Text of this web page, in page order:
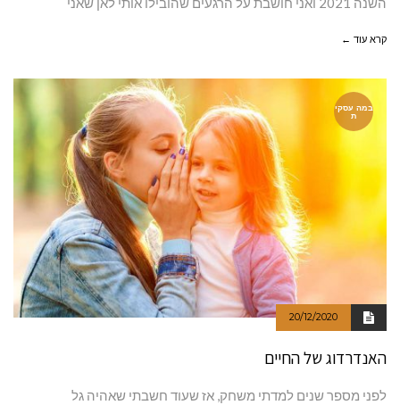
קרא עוד ←
במה עסקי
ת
20/12/2020
האנדרדוג של החיים
לפני מספר שנים למדתי משחק, אז שעוד חשבתי שאהיה גל